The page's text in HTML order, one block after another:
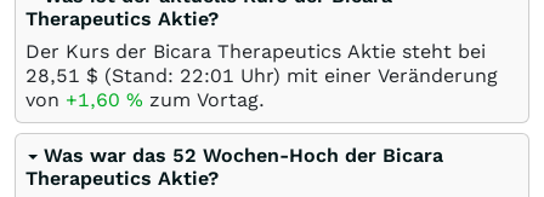
Therapeutics Aktie?
Der Kurs der Bicara Therapeutics Aktie steht bei
28,51 $ (Stand: 22:01 Uhr) mit einer Veränderung
von +1,60 % zum Vortag.
Was war das 52 Wochen-Hoch der Bicara
Therapeutics Aktie?